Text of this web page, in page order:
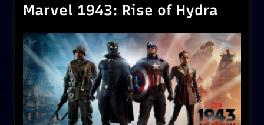
Marvel 1943: Rise of Hydra